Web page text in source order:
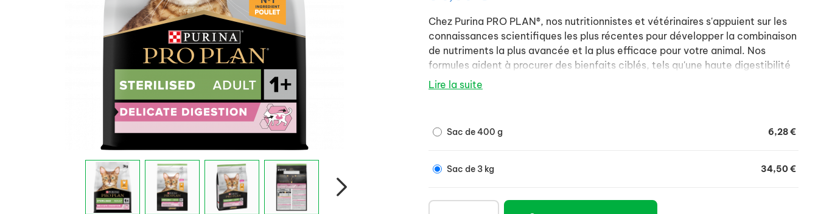
Chez Purina PRO PLAN®, nos nutritionnistes et vétérinaires s'appuient sur les
connaissances scientifiques les plus récentes pour développer la combinaison
de nutriments la plus avancée et la plus efficace pour votre animal. Nos
formules aident à procurer des bienfaits ciblés, tels qu'une haute digestibilité
et une absorption élevée des nutriments, afin de soutenir les défenses
Lire la suite
Sac de 400 g 6,28 €
Sac de 3 kg 34,50 €